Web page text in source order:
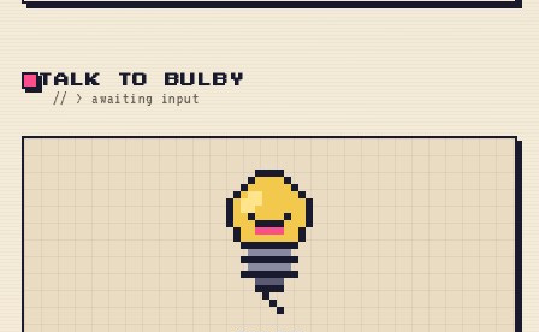
TALK TO BULBY
// > awaiting input